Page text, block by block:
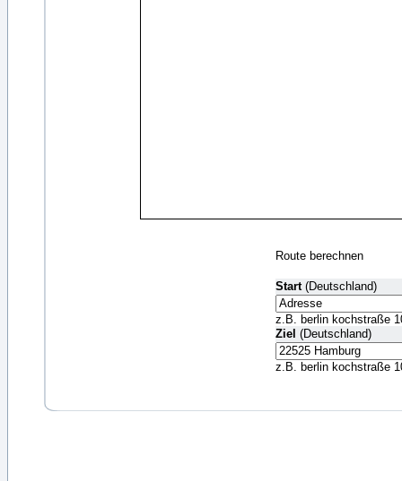
Route berechnen
Start(Deutschland)
z.B. berlin kochstraße
Ziel (Deutschland)
z.B. berlin kochstraße